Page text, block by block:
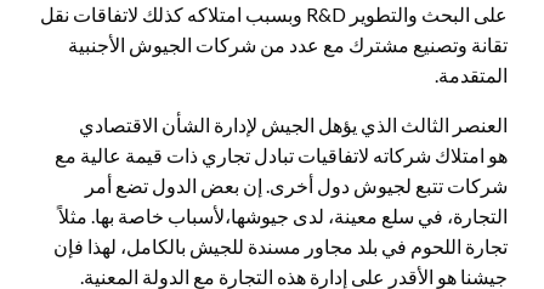
على البحث والتطوير R&D وبسبب امتلاكه كذلك لاتفاقات نقل
تقانة وتصنيع مشترك مع عدد من شركات الجيوش الأجنبية
المتقدمة.
العنصر الثالث الذي يؤهل الجيش لإدارة الشأن الاقتصادي
هو امتلاك شركاته لاتفاقيات تبادل تجاري ذات قيمة عالية مع
شركات تتبع لجيوش دول أخرى. إن بعض الدول تضع أمر
التجارة، في سلع معينة، لدى جيوشها،لأسباب خاصة بها. مثلاً
تجارة اللحوم في بلد مجاور مسندة للجيش بالكامل، لهذا فإن
جيشنا هو الأقدر على إدارة هذه التجارة مع الدولة المعنية.